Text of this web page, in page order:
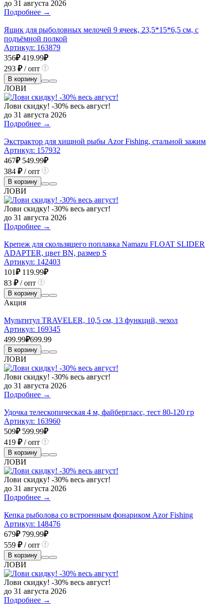
до 31 августа 2026
Подробнее →
Ящик для рыболовных мелочей 9 ячеек, 23,5*15*6,5 см, с
подъёмной полкой
Артикул: 163879
356₽ 419.99₽
293 ₽/ опт
В корзину
ЛОВИ
Лови скидку! -30% весь август!
до 31 августа 2026
Подробнее →
Экстрактор для хищной рыбы Azor Fishing, стальной зажим
Артикул: 157932
467₽ 549.99₽
384 ₽/ опт
В корзину
ЛОВИ
Лови скидку! -30% весь август!
до 31 августа 2026
Подробнее →
Крепеж для скользящего поплавка Namazu FLOAT SLIDER
ADAPTER, цвет BN, размер S
Артикул: 142403
101₽ 119.99₽
83 ₽/ опт
В корзину
Акция
Мультитул TRAVELER, 10,5 см, 13 функций, чехол
Артикул: 169345
499.99₽699.99
В корзину
ЛОВИ
Лови скидку! -30% весь август!
до 31 августа 2026
Подробнее →
Удочка телескопическая 4 м, файбергласс, тест 80-120 гр
Артикул: 163960
509₽ 599.99₽
419 ₽/ опт
В корзину
ЛОВИ
Лови скидку! -30% весь август!
до 31 августа 2026
Подробнее →
Кепка рыболова со встроенным фонариком Azor Fishing
Артикул: 148476
679₽ 799.99₽
559 ₽/ опт
В корзину
ЛОВИ
Лови скидку! -30% весь август!
до 31 августа 2026
Подробнее →